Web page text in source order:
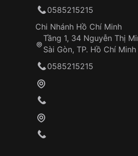
0585215215
Chi Nhánh Hồ Chí Minh
Tầng 1, 34 Nguyễn Thị
Sài Gòn, TP. Hồ Chí Minh
0585215215